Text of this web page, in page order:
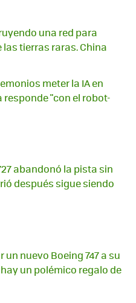
una red para
tierras raras. China
meter la IA en
"con el robot-
abandonó la pista sin
después sigue siendo
un nuevo Boeing 747 a su
un polémico regalo de